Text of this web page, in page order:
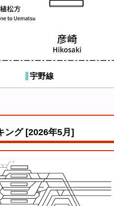
宇野線
両毛線
ング [2026年5月]